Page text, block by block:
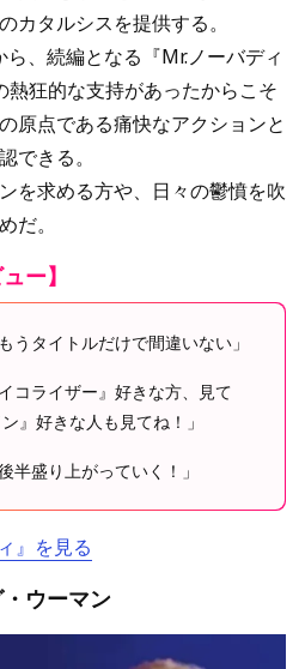
カタルシスを提供する。
、続編となる『Mr.ノーバディ
熱狂的な支持があったからこそ
原点である痛快なアクションと
できる。
を求める方や、日々の鬱憤を吹
だ。
ー】
うタイトルだけで間違いない」
コライザー』好きな方、見て
』好きな人も見てね！」
半盛り上がっていく！」
』を見る
ウーマン